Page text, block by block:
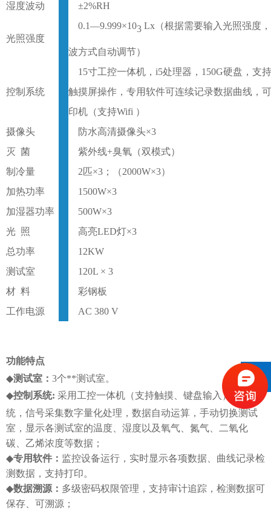
湿度波动
±2%RH
光照强度
0.1—9.999×103 Lx（根据需要输入光照强度
波方式自动调节）
控制系统
15寸工控一体机，i5处理器，150G硬盘，支
触摸屏操作，专用软件可连续记录数据曲线，
印机（支持Wifi ）
摄像头
防水高清摄像头×3
灭 菌 紫外线+臭氧（双模式）
制冷量
2匹×3；（2000W×3）
加热功率
1500W×3
加湿器功率
500W×3
光 照 高亮LED灯×3
总功率
12KW
测试室
120L × 3
材 料
彩钢板
工作电源
AC 380 V
功能特点
◆测试室： 3个**测试室。
◆控制系统: 采用工控一体机（支持触摸、键盘输入）控制系
统，信号采集数字量化处理，数据自动运算，手动切换测试
室，显示各测试室的温度、湿度以及氧气、氮气、二氧化
碳、乙烯浓度等数据；
◆专用软件： 监控设备运行，实时显示各项数据、曲线记录检
测数据，支持打印。
◆数据溯源： 多级密码权限管理，支持审计追踪，检测数据可
保存、可溯源；